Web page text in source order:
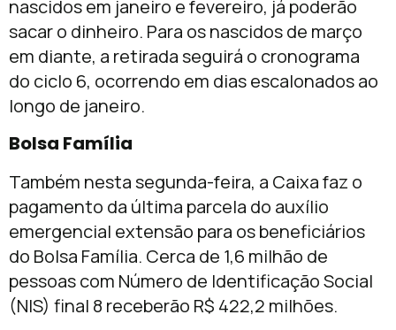
nascidos em janeiro e fevereiro, já poderão
sacar o dinheiro. Para os nascidos de março
em diante, a retirada seguirá o cronograma
do ciclo 6, ocorrendo em dias escalonados ao
longo de janeiro.
Bolsa Família
Também nesta segunda-feira, a Caixa faz o
pagamento da última parcela do auxílio
emergencial extensão para os beneficiários
do Bolsa Família. Cerca de 1,6 milhão de
pessoas com Número de Identificação Social
(NIS) final 8 receberão R$ 422,2 milhões.